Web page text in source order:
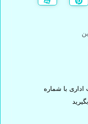
اداری با شماره